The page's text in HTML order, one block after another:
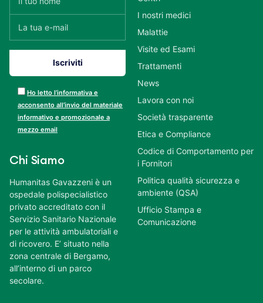
Ho letto l’informativa e
acconsento all’invio del materiale
informativo e promozionale a
mezzo email
Chi Siamo
Humanitas Gavazzeni è un
ospedale polispecialistico
privato accreditato con il
Servizio Sanitario Nazionale
per le attività ambulatoriali e
di ricovero. E’ situato nella
zona centrale di Bergamo,
all’interno di un parco
secolare.
I nostri medici
Malattie
Visite ed Esami
Trattamenti
News
Lavora con noi
Società trasparente
Etica e Compliance
Codice di Comportamento per
i Fornitori
Politica qualità sicurezza e
ambiente (QSA)
Ufficio Stampa e
Comunicazione